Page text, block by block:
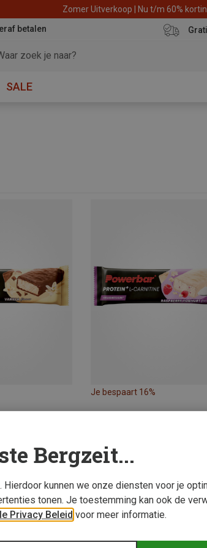
Zomer Uitverkoop | Nu t/m 60%
betalen
SALE
Je bespaart 16%
Bergzeit...
Hierdoor kunnen we onze diensten voor je
tonen. Je toestemming kan ook de
Privacy Beleid voor meer informatie.